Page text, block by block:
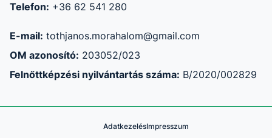
Telefon: +36 62 541 280
E-mail: tothjanos.morahalom@gmail.com
OM azonosító: 203052/023
Felnőttképzési nyilvántartás száma: B/2020/002829
AdatkezelésImpresszum